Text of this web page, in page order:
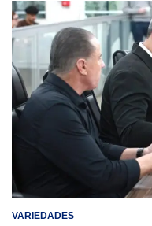
VARIEDADES